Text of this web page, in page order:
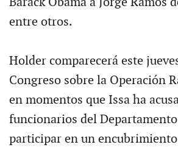
entre otros.
Holder comparecerá este
Congreso sobre la Operación
en momentos que Issa ha
funcionarios del
participar en un